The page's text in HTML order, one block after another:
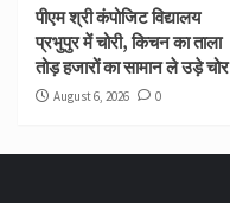
पीएम श्री कंपोजिट विद्यालय
प्रभुपुर में चोरी, किचन का ताला
तोड़ हजारों का सामान ले उड़े चोर
August 6, 2026 0